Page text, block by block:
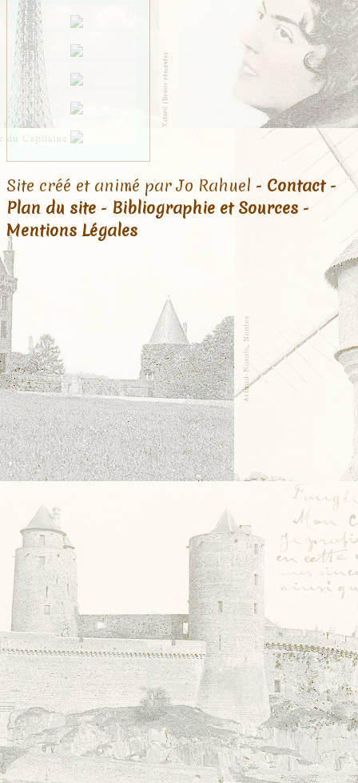
Site créé et animé par Jo Rahuel - Contact-
Plan du site - Bibliographie et Sources -
Mentions Légales